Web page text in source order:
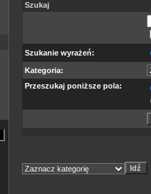
Szukaj
Szukanie wyrażeń:
Kategoria:
Przeszukaj poniższe pola: